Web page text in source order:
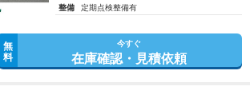
整備 定期点検整備有
無
料
今すぐ
在庫確認・見積依頼